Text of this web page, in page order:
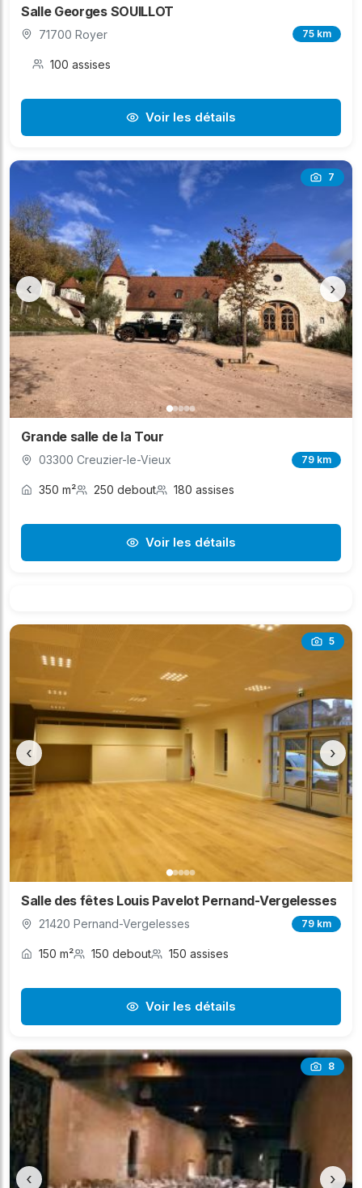
Salle Georges SOUILLOT
71700 Royer 75 km
100 assises
Voir les détails
7
‹ ›
Grande salle de la Tour
03300 Creuzier-le-Vieux 79 km
350 m² 250 debout 180 assises
Voir les détails
5
‹ ›
Salle des fêtes Louis Pavelot Pernand-Vergelesses
21420 Pernand-Vergelesses 79 km
150 m² 150 debout 150 assises
Voir les détails
8
‹ ›